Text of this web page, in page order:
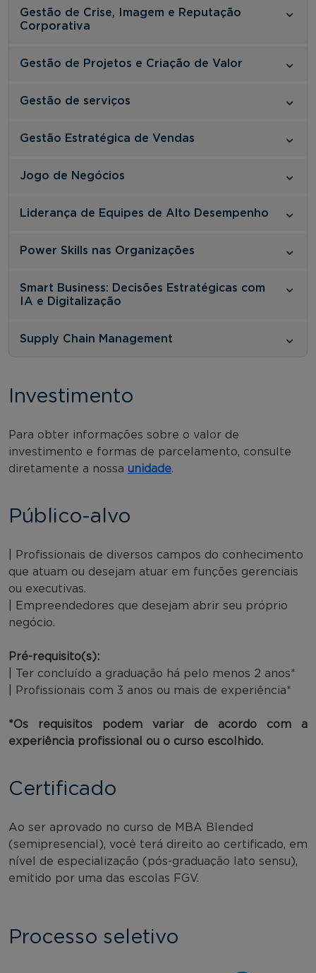
Gestão de Crise, Imagem e Reputação
Corporativa
Gestão de Projetos e Criação de Valor
Gestão de serviços
Gestão Estratégica de Vendas
Jogo de Negócios
Liderança de Equipes de Alto Desempenho
Power Skills nas Organizações
Smart Business: Decisões Estratégicas com
IA e Digitalização
Supply Chain Management
Investimento
Para obter informações sobre o valor de
investimento e formas de parcelamento, consulte
diretamente a nossa unidade.
Público-alvo
| Profissionais de diversos campos do conhecimento
que atuam ou desejam atuar em funções gerenciais
ou executivas.
| Empreendedores que desejam abrir seu próprio
negócio.
Pré-requisito(s):
| Ter concluído a graduação há pelo menos 2 anos*
| Profissionais com 3 anos ou mais de experiência*
*Os requisitos podem variar de acordo com a
experiência profissional ou o curso escolhido.
Certificado
Ao ser aprovado no curso de MBA Blended
(semipresencial), você terá direito ao certificado, em
nível de especialização (pós-graduação lato sensu),
emitido por uma das escolas FGV.
Processo seletivo